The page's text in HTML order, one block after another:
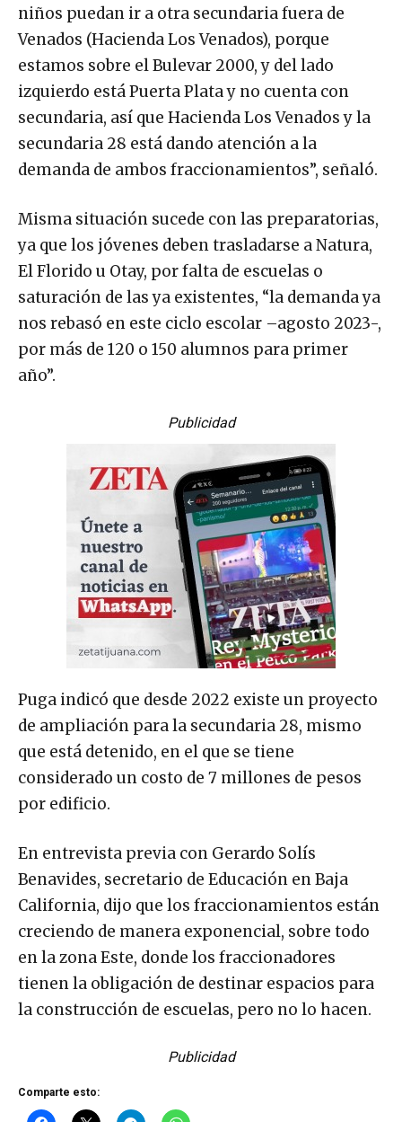
niños puedan ir a otra secundaria fuera de
Venados (Hacienda Los Venados), porque
estamos sobre el Bulevar 2000, y del lado
izquierdo está Puerta Plata y no cuenta con
secundaria, así que Hacienda Los Venados y la
secundaria 28 está dando atención a la
demanda de ambos fraccionamientos”, señaló.
Misma situación sucede con las preparatorias,
ya que los jóvenes deben trasladarse a Natura,
El Florido u Otay, por falta de escuelas o
saturación de las ya existentes, “la demanda ya
nos rebasó en este ciclo escolar –agosto 2023-,
por más de 120 o 150 alumnos para primer
año”.
Publicidad
Puga indicó que desde 2022 existe un proyecto
de ampliación para la secundaria 28, mismo
que está detenido, en el que se tiene
considerado un costo de 7 millones de pesos
por edificio.
En entrevista previa con Gerardo Solís
Benavides, secretario de Educación en Baja
California, dijo que los fraccionamientos están
creciendo de manera exponencial, sobre todo
en la zona Este, donde los fraccionadores
tienen la obligación de destinar espacios para
la construcción de escuelas, pero no lo hacen.
Publicidad
Comparte esto: